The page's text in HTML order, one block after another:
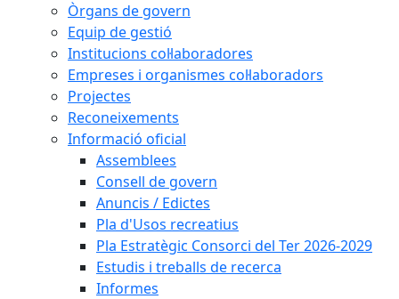
Òrgans de govern
Equip de gestió
Institucions col·laboradores
Empreses i organismes col·laboradors
Projectes
Reconeixements
Informació oficial
Assemblees
Consell de govern
Anuncis / Edictes
Pla d'Usos recreatius
Pla Estratègic Consorci del Ter 2026-2029
Estudis i treballs de recerca
Informes